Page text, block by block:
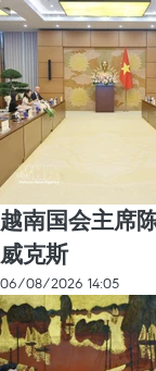
越南国会主席
威克斯
06/08/2026 14:05